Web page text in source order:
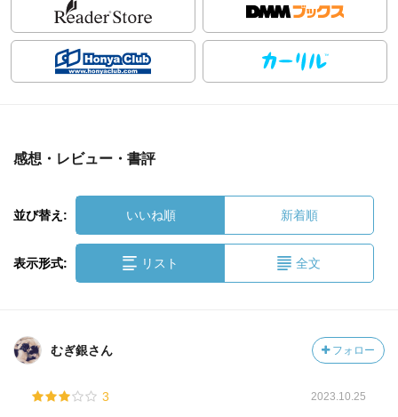
感想・レビュー・書評
並び替え: いいね順 新着順
表示形式: リスト 全文
むぎ銀さん フォロー
3 2023.10.25